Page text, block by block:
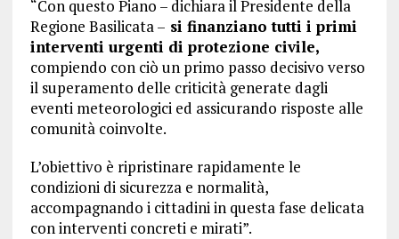
“Con questo Piano – dichiara il Presidente della
Regione Basilicata – si finanziano tutti i primi
interventi urgenti di protezione civile,
compiendo con ciò un primo passo decisivo verso
il superamento delle criticità generate dagli
eventi meteorologici ed assicurando risposte alle
comunità coinvolte.
L’obiettivo è ripristinare rapidamente le
condizioni di sicurezza e normalità,
accompagnando i cittadini in questa fase delicata
con interventi concreti e mirati”.